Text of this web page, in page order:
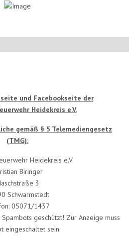
und Facebookseite der
Heidekreis e.V.
gemäß § 5 Telemediengesetz
(TMG):
Heidekreis e.V.
Biringer
3
Schwarmstedt
05071/1437
geschützt! Zur Anzeige muss
eingeschaltet sein.